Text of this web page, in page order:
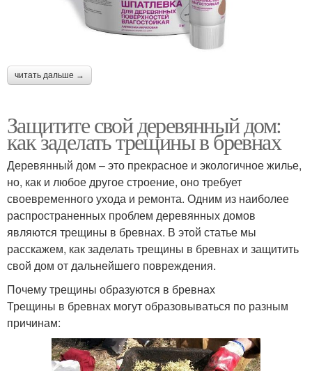
читать дальше →
Защитите свой деревянный дом:
как заделать трещины в бревнах
Деревянный дом – это прекрасное и экологичное жилье,
но, как и любое другое строение, оно требует
своевременного ухода и ремонта. Одним из наиболее
распространенных проблем деревянных домов
являются трещины в бревнах. В этой статье мы
расскажем, как заделать трещины в бревнах и защитить
свой дом от дальнейшего повреждения.
Почему трещины образуются в бревнах
Трещины в бревнах могут образовываться по разным
причинам: